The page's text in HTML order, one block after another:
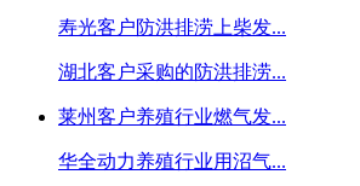
寿光客户防洪排涝上柴发...
湖北客户采购的防洪排涝...
莱州客户养殖行业燃气发...
华全动力养殖行业用沼气...